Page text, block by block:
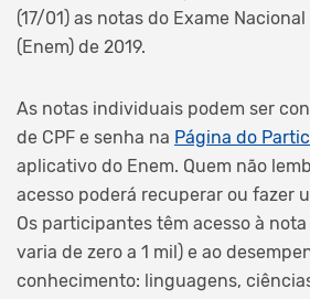
(17/01) as notas do Exame
(Enem) de 2019.
As notas individuais podem ser
de CPF e senha na Página do
aplicativo do Enem. Quem não
acesso poderá recuperar ou fazer
Os participantes têm acesso à
varia de zero a 1 mil) e ao
conhecimento: linguagens,